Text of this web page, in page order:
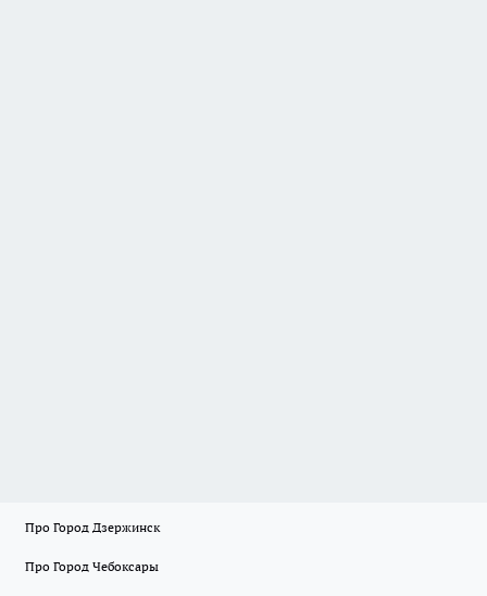
Про Город Дзержинск
Про Город Чебоксары